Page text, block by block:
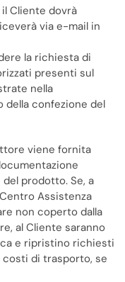
il Cliente dovrà
via e-mail in
la richiesta di
presenti sul
nella
della confezione del
viene fornita
prodotto. Se, a
Assistenza
non coperto dalla
al Cliente saranno
e ripristino richiesti
costi di trasporto, se